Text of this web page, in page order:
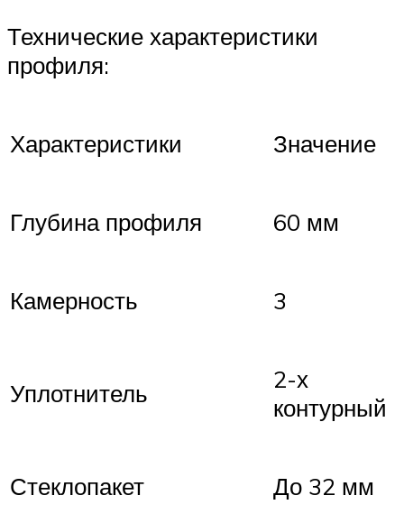
Технические характеристики
профиля:
Характеристики Значение
Глубина профиля 60 мм
Камерность 3
Уплотнитель
2-х
контурный
Стеклопакет До 32 мм